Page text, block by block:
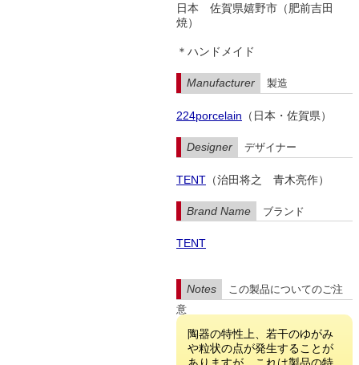
日本 佐賀県嬉野市（肥前吉田
焼）
＊ハンドメイド
Manufacturer 製造
224porcelain （日本・佐賀県）
Designer デザイナー
TENT （治田将之 青木亮作）
Brand Name ブランド
TENT
Notes
この製品についてのご注
意
陶器の特性上、若干のゆがみ
や粒状の点が発生することが
ありますが、これは製品の特